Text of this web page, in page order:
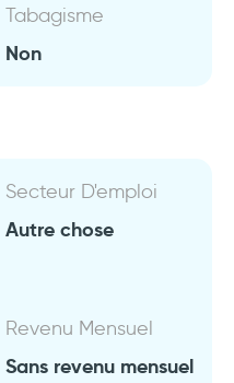
Tabagisme
Non
Secteur D'emploi
Autre chose
Revenu Mensuel
Sans revenu mensuel